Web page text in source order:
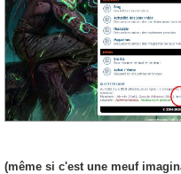
(même si c'est une meuf